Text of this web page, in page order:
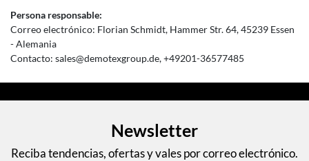
Persona responsable:
Correo electrónico: Florian Schmidt Hammer Str.64 45239 Essen
Alemania
Contacto: sales@demotexgroup.de +49201-36577485
Newsletter
Reciba tendencias, ofertas y vales por correo electrónico.